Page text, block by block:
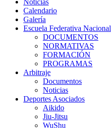
Noticias
Calendario
Galería
Escuela Federativa Nacional
DOCUMENTOS
NORMATIVAS
FORMACIÓN
PROGRAMAS
Arbitraje
Documentos
Noticias
Deportes Asociados
Aikido
Jiu-Jitsu
WuShu